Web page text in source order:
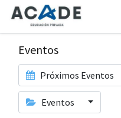
Eventos
Próximos Eventos
Eventos